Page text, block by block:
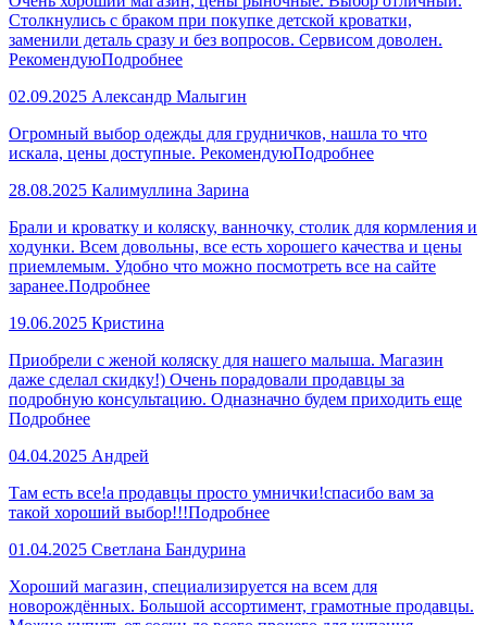
Столкнулись с браком при покупке детской кроватки,
заменили деталь сразу и без вопросов. Сервисом доволен.
РекомендуюПодробнее
02.09.2025 Александр Малыгин
Огромный выбор одежды для грудничков, нашла то что
искала, цены доступные. РекомендуюПодробнее
28.08.2025 Калимуллина Зарина
Брали и кроватку и коляску, ванночку, столик для кормления и
ходунки. Всем довольны, все есть хорошего качества и цены
приемлемым. Удобно что можно посмотреть все на сайте
заранее.Подробнее
19.06.2025 Кристина
Приобрели с женой коляску для нашего малыша. Магазин
даже сделал скидку!) Очень порадовали продавцы за
подробную консультацию. Одназначно будем приходить еще
Подробнее
04.04.2025 Андрей
Там есть все!а продавцы просто умнички!спасибо вам за
такой хороший выбор!!!Подробнее
01.04.2025 Светлана Бандурина
Хороший магазин, специализируется на всем для
новорождённых. Большой ассортимент, грамотные продавцы.